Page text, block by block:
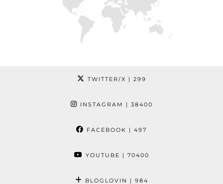
TWITTER/X | 299
INSTAGRAM | 38400
FACEBOOK | 497
YOUTUBE | 70400
BLOGLOVIN | 984